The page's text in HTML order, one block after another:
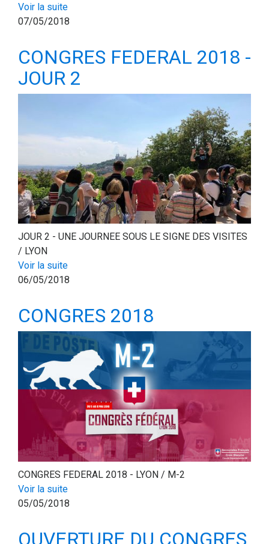
Voir la suite
07/05/2018
CONGRES FEDERAL 2018 -
JOUR 2
JOUR 2 - UNE JOURNEE SOUS LE SIGNE DES VISITES
/ LYON
Voir la suite
06/05/2018
CONGRES 2018
CONGRES FEDERAL 2018 - LYON / M-2
Voir la suite
05/05/2018
OUVERTURE DU CONGRES